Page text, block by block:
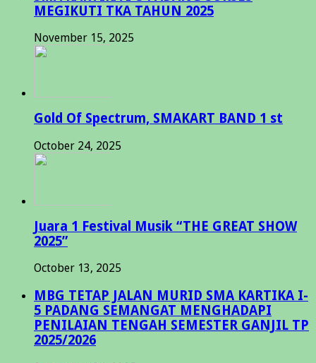
MEGIKUTI TKA TAHUN 2025
November 15, 2025
Gold Of Spectrum, SMAKART BAND 1 st
October 24, 2025
Juara 1 Festival Musik “THE GREAT SHOW
2025”
October 13, 2025
MBG TETAP JALAN MURID SMA KARTIKA I-
5 PADANG SEMANGAT MENGHADAPI
PENILAIAN TENGAH SEMESTER GANJIL TP
2025/2026